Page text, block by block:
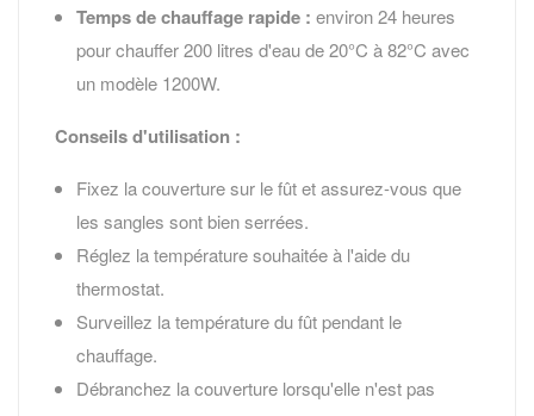
Temps de chauffage rapide : environ 24 heures
pour chauffer 200 litres d'eau de 20°C à 82°C avec
un modèle 1200W.
Conseils d'utilisation :
Fixez la couverture sur le fût et assurez-vous que
les sangles sont bien serrées.
Réglez la température souhaitée à l'aide du
thermostat.
Surveillez la température du fût pendant le
chauffage.
Débranchez la couverture lorsqu'elle n'est pas